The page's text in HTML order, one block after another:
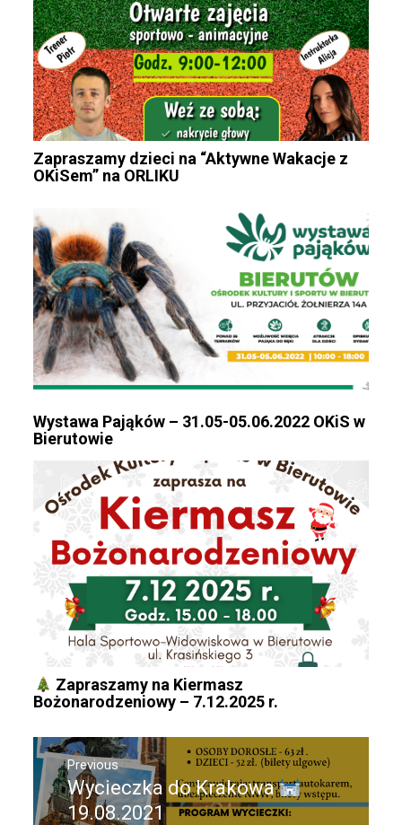
Zapraszamy dzieci na “Aktywne Wakacje z
OKiSem” na ORLIKU
Wystawa Pająków – 31.05-05.06.2022 OKiS w
Bierutowie
Zapraszamy na Kiermasz
Bożonarodzeniowy – 7.12.2025 r.
Nawigacja
wpisuPrevious
Previous
post:
Wycieczka do Krakowa
19.08.2021